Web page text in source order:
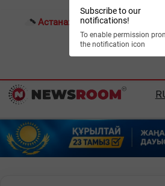
Subscribe to our
notifications!
To enable permission
the notification icon
Астана: 23°C Алматы: